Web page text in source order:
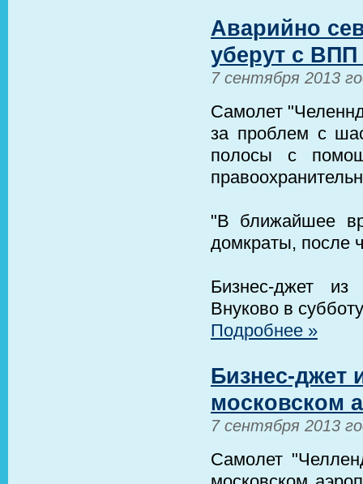
Аварийно
уберут с
7 сентября 2013
Самолет
за проблем с
полосы с
"В ближайшее
домкраты, после
Бизнес-джет
Внуково в
Подробнее »
Бизнес-джет
московском
7 сентября 2013
Самолет